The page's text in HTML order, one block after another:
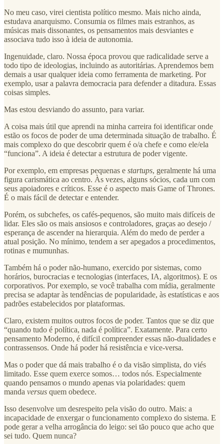
No meu caso, virei cientista político mesmo. Mais nicho ainda,
estudava anarquismo. Consumia os filmes mais estranhos, as
músicas mais dissonantes, os pensamentos mais desviantes e
associava tudo isso à ideia de autonomia.
Ingenuidade, claro. Nossa época provou que radicalidade serve a
todo tipo de ideologias, incluindo as autoritárias. Aprendemos bem
demais a usar qualquer ideia como ferramenta de marketing. Por
exemplo, usar a palavra democracia para defender a ditadura. Essas
coisas simples.
Mas estou desviando do assunto, para variar.
A coisa mais útil que aprendi na minha carreira foi identificar onde
estão os focos de poder de uma determinada situação de trabalho. É
mais complexo do que descobrir quem é o/a chefe e como ele/ela
“funciona”. A ideia é detectar a estrutura de poder vigente.
Por exemplo, em empresas pequenas e startups, geralmente há uma
figura carismática ao centro. Às vezes, alguns sócios, cada um com
seus apoiadores e críticos. Esse é o aspecto mais Game of Thrones.
É o mais fácil de detectar e entender.
Porém, os subchefes, os cafés-pequenos, são muito mais difíceis de
lidar. Eles são os mais ansiosos e controladores, graças ao desejo /
esperança de ascender na hierarquia. Além do medo de perder a
atual posição. No mínimo, tendem a ser apegados a procedimentos,
rotinas e mumunhas.
Também há o poder não-humano, exercido por sistemas, como
horários, burocracias e tecnologias (interfaces, IA, algoritmos). E os
corporativos. Por exemplo, se você trabalha com mídia, geralmente
precisa se adaptar às tendências de popularidade, às estatísticas e aos
padrões estabelecidos por plataformas.
Claro, existem muitos outros focos de poder. Tantos que se diz que
“quando tudo é política, nada é política”. Exatamente. Para certo
pensamento Moderno, é difícil compreender essas não-dualidades e
contrassensos. Onde há poder há resistência e vice-versa.
Mas o poder que dá mais trabalho é o da visão simplista, do viés
limitado. Esse quem exerce somos… todos nós. Especialmente
quando pensamos o mundo apenas via polaridades: quem
manda versus quem obedece.
Isso desenvolve um desrespeito pela visão do outro. Mais: a
incapacidade de enxergar o funcionamento complexo do sistema. E
pode gerar a velha arrogância do leigo: sei tão pouco que acho que
sei tudo. Quem nunca?